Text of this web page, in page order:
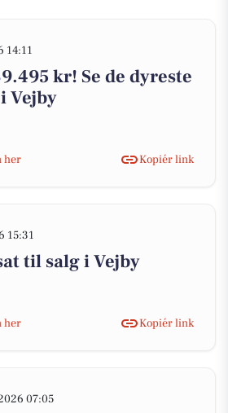
14:11
kr! Se de dyreste
Vejby
her
Kopiér link
15:31
til salg i Vejby
her
Kopiér link
07:05